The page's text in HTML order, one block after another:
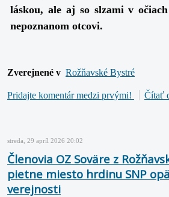
láskou, ale aj so slzami v
nepoznanom otcovi.
Zverejnené v Rožňavské Bystré
Pridajte komentár medzi prvými! Čítať
streda, 29 apríl 2026 20:02
Členovia OZ Soväre z
pietne miesto hrdinu SNP
verejnosti